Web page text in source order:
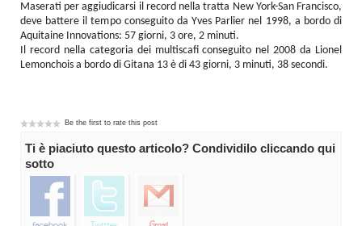
Maserati per aggiudicarsi il record nella tratta New York-San Francisco,
deve battere il tempo conseguito da Yves Parlier nel 1998, a bordo di
Aquitaine Innovations: 57 giorni, 3 ore, 2 minuti.
Il record nella categoria dei multiscafi conseguito nel 2008 da Lionel
Lemonchois a bordo di Gitana 13 è di 43 giorni, 3 minuti, 38 secondi.
Be the first to rate this post
Ti è piaciuto questo articolo? Condividilo cliccando qui
sotto